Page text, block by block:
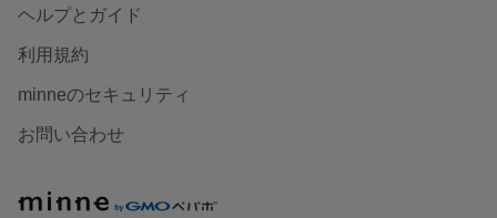
ヘルプとガイド
利用規約
minneのセキュリティ
お問い合わせ